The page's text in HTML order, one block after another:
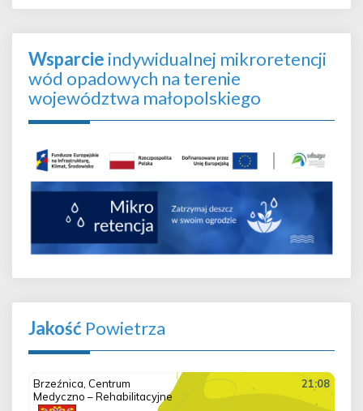
Wsparcie indywidualnej mikroretencji
wód opadowych na terenie
województwa małopolskiego
Jakość Powietrza